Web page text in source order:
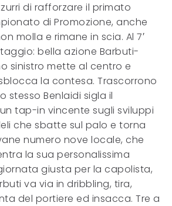
di rafforzare il primato
di Promozione, anche
molla e rimane in scia. Al 7′
bella azione Barbuti-
sinistro mette al centro e
la contesa. Trascorrono
stesso Benlaidi sigla il
tap-in vincente sugli sviluppi
che sbatte sul palo e torna
numero nove locale, che
la sua personalissima
giusta per la capolista,
va via in dribbling, tira,
del portiere ed insacca. Tre a